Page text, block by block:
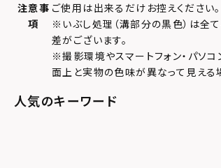
注意事
項
ご使用は出来るだけお控えください。
※いぶし処理（溝部分の黒色）は全
差がございます。
※撮影環境やスマートフォン・パソ
面上と実物の色味が異なって見える